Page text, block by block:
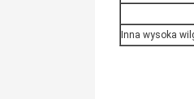
Inna wysoka